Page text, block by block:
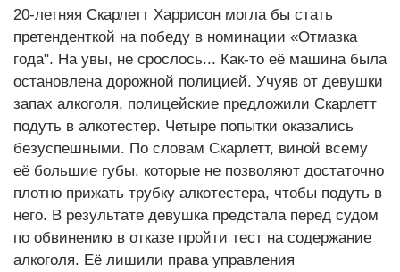
20-летняя Скарлетт Харрисон могла бы стать
претенденткой на победу в номинации «Отмазка
года". На увы, не срослось... Как-то её машина была
остановлена дорожной полицией. Учуяв от девушки
запах алкоголя, полицейские предложили Скарлетт
подуть в алкотестер. Четыре попытки оказались
безуспешными. По словам Скарлетт, виной всему
её большие губы, которые не позволяют достаточно
плотно прижать трубку алкотестера, чтобы подуть в
него. В результате девушка предстала перед судом
по обвинению в отказе пройти тест на содержание
алкоголя. Её лишили права управления